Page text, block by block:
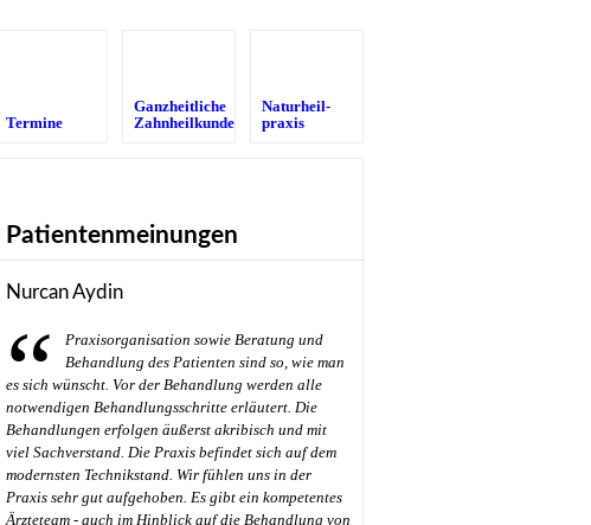
Termine
Ganzheitliche
Zahnheilkunde
Naturheil­
praxis
Patientenmeinungen
Nurcan Aydin
Praxisorganisation sowie Beratung und
Behandlung des Patienten sind so, wie man
es sich wünscht. Vor der Behandlung werden alle
notwendigen Behandlungsschritte erläutert. Die
Behandlungen erfolgen äußerst akribisch und mit
viel Sachverstand. Die Praxis befindet sich auf dem
modernsten Technikstand. Wir fühlen uns in der
Praxis sehr gut aufgehoben. Es gibt ein kompetentes
Ärzteteam - auch im Hinblick auf die Behandlung von